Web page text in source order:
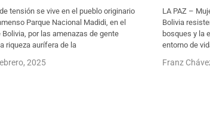
tensión se vive en el pueblo originario
Parque Nacional Madidi, en el
por las amenazas de gente
riqueza aurífera de la
2025
LA PAZ –
Bolivia
bosques y la
entorno de
Franz